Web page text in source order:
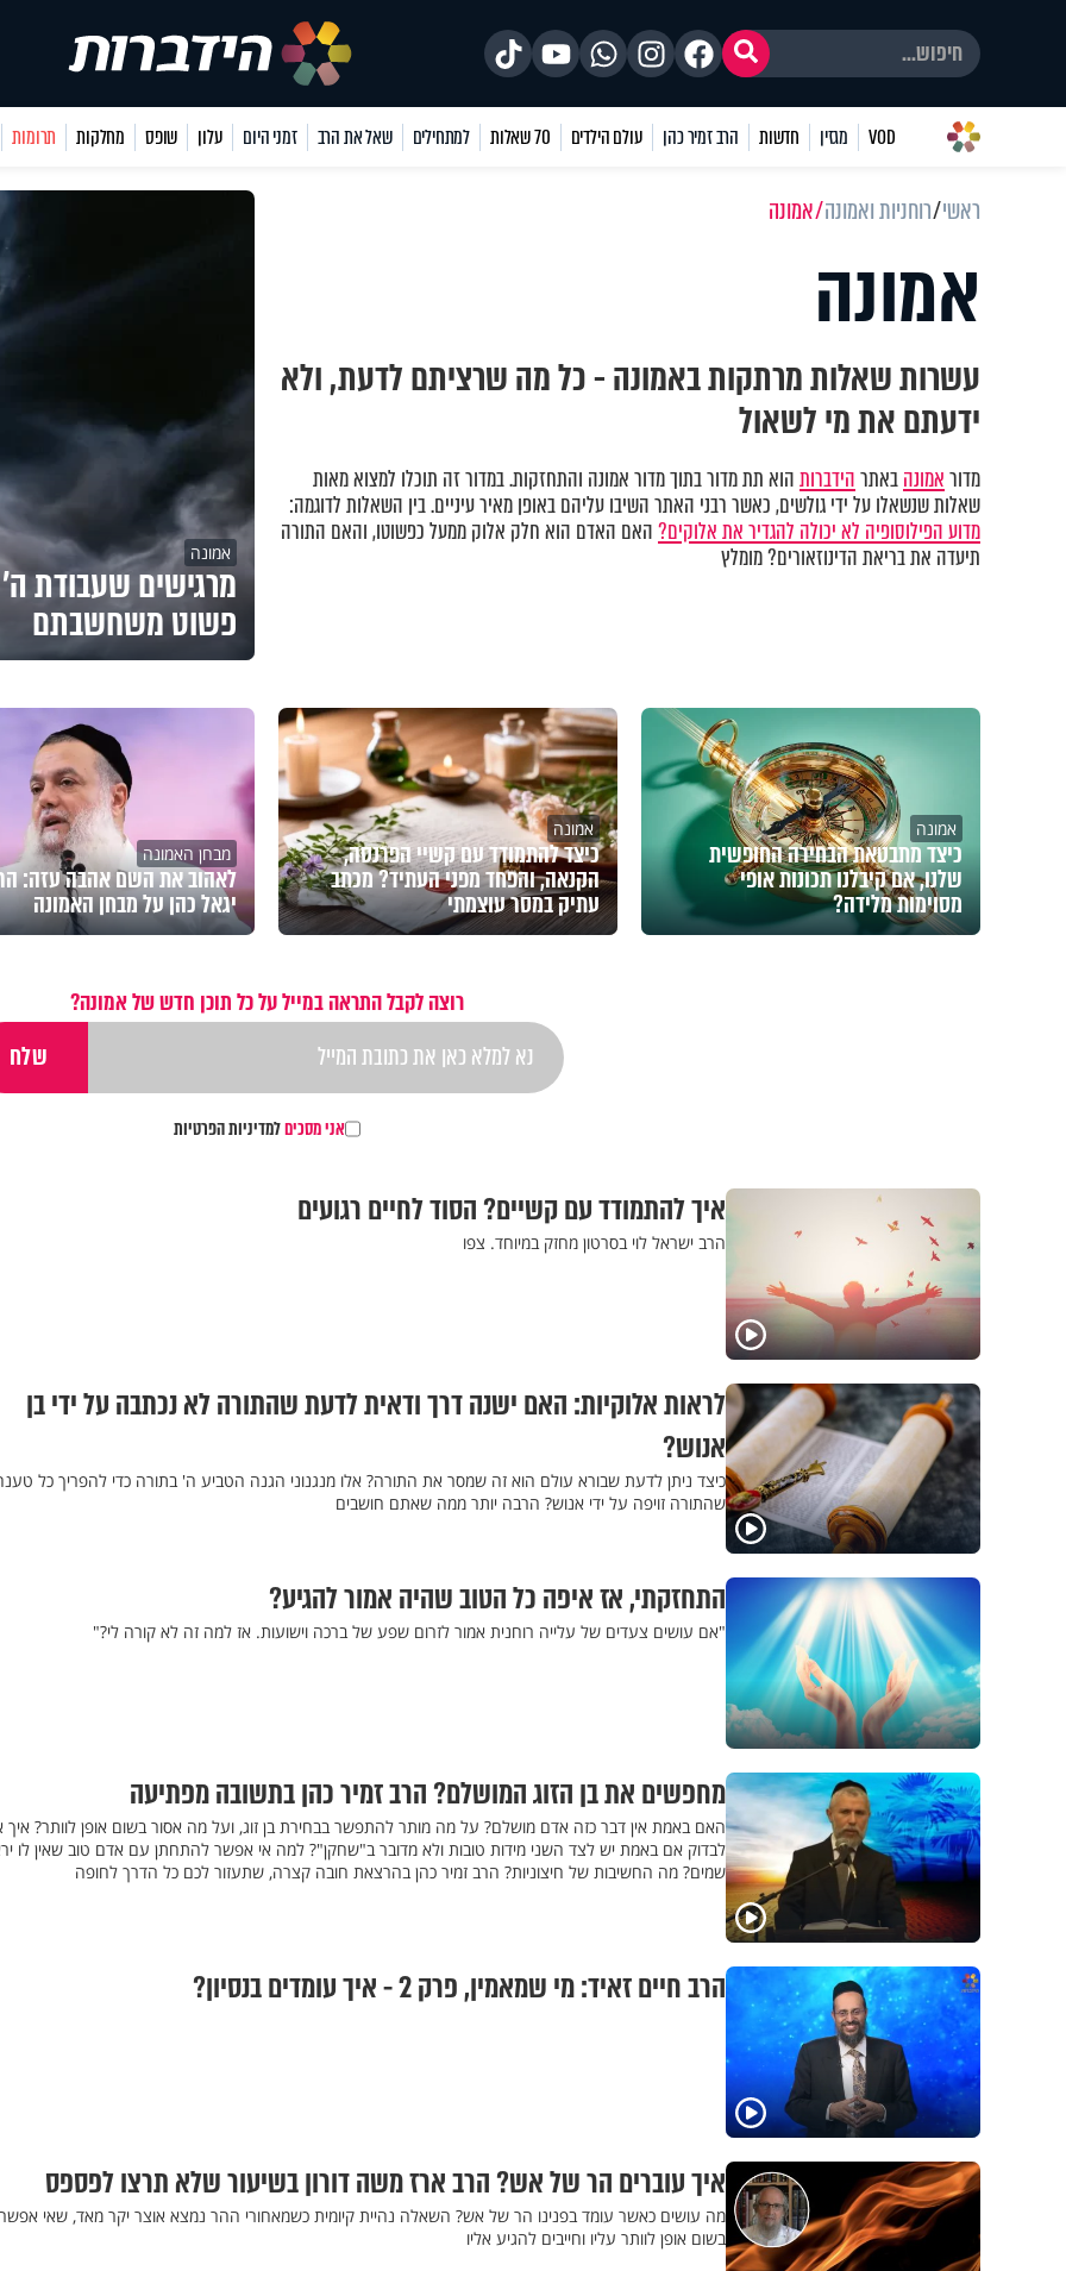
VOD מגזין חדשות הרב זמיר כהן עולם הילדים 70 שאלות למתחילים שאל את הרב זמני היום עלון שופס מחלקות תרומות
ראשי רוחניות ואמונה אמונה
אמונה
עשרות שאלות מרתקות באמונה - כל מה שרציתם לדעת, ולא
ידעתם את מי לשאול
מדוראמונהבאתרהידברותהוא תת מדור בתוך מדור אמונה והתחזקות. במדור זה תוכלו למצוא מאות
שאלות שנשאלו על ידי גולשים, כאשר רבני האתר השיבו עליהם באופן מאיר עיניים. בין השאלות לדוגמה:
מדוע הפילוסופיה לא יכולה להגדיר את אלוקים?האם האדם הוא חלק אלוק ממעל כפשוטו, והאם התורה
תיעדה את בריאת הדינוזאורים? מומלץ
אמונה
מרגישים שעבודת
פשוט משחשבתם
אמונה
כיצד מתבטאת הבחירה החופשית
שלנו, אם קיבלנו תכונות אופי
מסוימות מלידה?
אמונה
כיצד להתמודד עם קשיי הפרנסה,
הקנאה, והפחד מפני העתיד? מכתב
עתיק במסר עוצמתי
מבחן האמונה
לאהוב את השם אהבה עזה:
יגאל כהן על מבחן האמונה
רוצה לקבל התראה במייל על כל תוכן חדש של אמונה?
אני מסכיםלמדיניות הפרטיות
איך להתמודד עם קשיים? הסוד לחיים רגועים
הרב ישראל לוי בסרטון מחזק במיוחד. צפו
לראות אלוקיות: האם ישנה דרך ודאית לדעת שהתורה לא נכתבה על ידי בן
אנוש?
כיצד ניתן לדעת שבורא עולם הוא זה שמסר את התורה? אלו מנגנוני הגנה הטביע ה' בתורה כדי להפריך כל
שהתורה זויפה על ידי אנוש? הרבה יותר ממה שאתם חושבים
התחזקתי, אז איפה כל הטוב שהיה אמור להגיע?
"אם עושים צעדים של עלייה רוחנית אמור לזרום שפע של ברכה וישועות. אז למה זה לא קורה לי?"
מחפשים את בן הזוג המושלם? הרב זמיר כהן בתשובה מפתיעה
האם באמת אין דבר כזה אדם מושלם? על מה מותר להתפשר בבחירת בן זוג, ועל מה אסור בשום אופן לוותר?
לבדוק אם באמת יש לצד השני מידות טובות ולא מדובר ב"שחקן"? למה אי אפשר להתחתן עם אדם טוב שאין לו
שמים? מה החשיבות של חיצוניות? הרב זמיר כהן בהרצאת חובה קצרה, שתעזור לכם כל הדרך לחופה
הרב חיים זאיד: מי שמאמין, פרק 2 - איך עומדים בנסיון?
איך עוברים הר של אש? הרב ארז משה דורון בשיעור שלא תרצו לפספס
מה עושים כאשר עומד בפנינו הר של אש? השאלה נהיית קיומית כשמאחורי ההר נמצא אוצר יקר מאד, שאי אפשר
בשום אופן לוותר עליו וחייבים להגיע אליו